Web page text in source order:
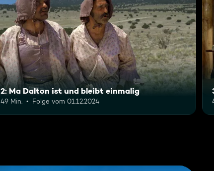
2: Ma Dalton ist und bleibt einmalig
49 Min. Folge vom 01.12.2024